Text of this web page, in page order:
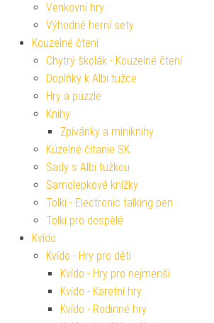
Venkovní hry
Výhodné herní sety
Kouzelné čtení
Chytrý školák - Kouzelné čtení
Doplňky k Albi tužce
Hry a puzzle
Knihy
Zpívánky a miniknihy
Kúzelné čítanie SK
Sady s Albi tužkou
Samolepkové knížky
Tolki - Electronic talking pen
Tolki pro dospělé
Kvído
Kvído - Hry pro děti
Kvído - Hry pro nejmenší
Kvído - Karetní hry
Kvído - Rodinné hry